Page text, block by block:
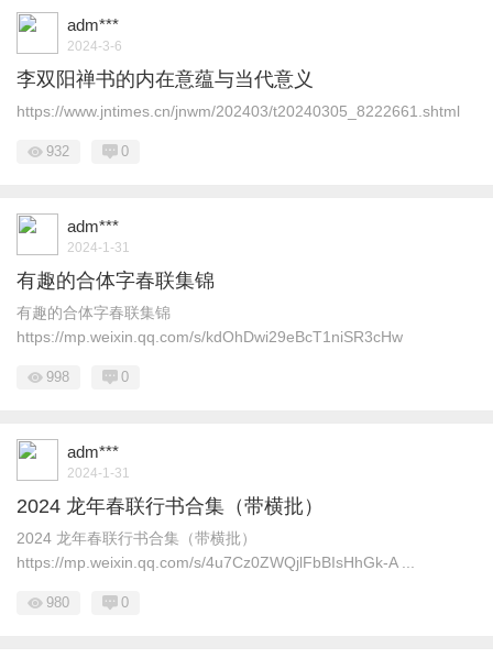
adm***
2024-3-6
李双阳禅书的内在意蕴与当代意义
https://www.jntimes.cn/jnwm/202403/t20240305_8222661.shtml
932 0
adm***
2024-1-31
有趣的合体字春联集锦
有趣的合体字春联集锦
https://mp.weixin.qq.com/s/kdOhDwi29eBcT1niSR3cHw
998 0
adm***
2024-1-31
2024 龙年春联行书合集（带横批）
2024 龙年春联行书合集（带横批）
https://mp.weixin.qq.com/s/4u7Cz0ZWQjlFbBIsHhGk-A ...
980 0